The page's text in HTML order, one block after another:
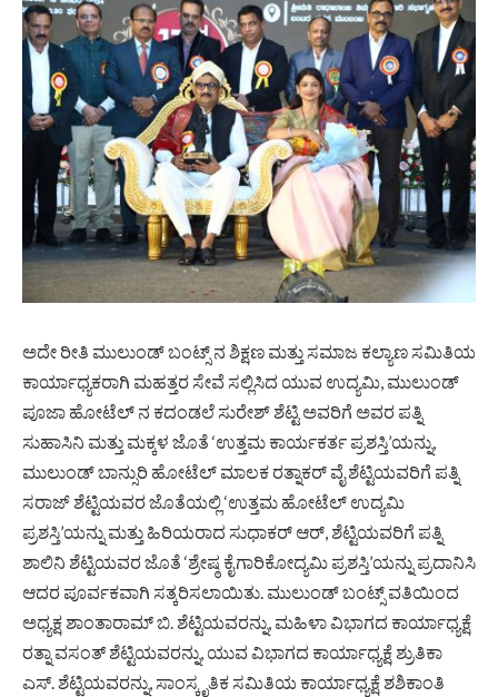
ಅದೇ ರೀತಿ ಮುಲುಂಡ್ ಬಂಟ್ಸ್ ನ ಶಿಕ್ಷಣ ಮತ್ತು ಸಮಾಜ ಕಲ್ಯಾಣ ಸಮಿತಿಯ
ಕಾರ್ಯಾಧ್ಯಕರಾಗಿ ಮಹತ್ತರ ಸೇವೆ ಸಲ್ಲಿಸಿದ ಯುವ ಉದ್ಯಮಿ, ಮುಲುಂಡ್
ಪೂಜಾ ಹೋಟೆಲ್ ನ ಕದಂಡಲೆ ಸುರೇಶ್ ಶೆಟ್ಟಿ ಅವರಿಗೆ ಅವರ ಪತ್ನಿ
ಸುಹಾಸಿನಿ ಮತ್ತು ಮಕ್ಕಳ ಜೊತೆ ‘ಉತ್ತಮ ಕಾರ್ಯಕರ್ತ ಪ್ರಶಸ್ತಿ’ಯನ್ನು,
ಮುಲುಂಡ್ ಬಾನ್ಸುರಿ ಹೋಟೆಲ್ ಮಾಲಕ ರತ್ನಾಕರ್ ವೈ ಶೆಟ್ಟಿಯವರಿಗೆ ಪತ್ನಿ
ಸರಾಜ್ ಶೆಟ್ಟಿಯವರ ಜೊತೆಯಲ್ಲಿ ‘ಉತ್ತಮ ಹೋಟೆಲ್ ಉದ್ಯಮಿ
ಪ್ರಶಸ್ತಿ’ಯನ್ನು ಮತ್ತು ಹಿರಿಯರಾದ ಸುಧಾಕರ್ ಆರ್, ಶೆಟ್ಟಿಯವರಿಗೆ ಪತ್ನಿ
ಶಾಲಿನಿ ಶೆಟ್ಟಿಯವರ ಜೊತೆ ‘ಶ್ರೇಷ್ಠ ಕೈಗಾರಿಕೋದ್ಯಮಿ ಪ್ರಶಸ್ತಿ’ಯನ್ನು ಪ್ರದಾನಿಸಿ
ಆದರ ಪೂರ್ವಕವಾಗಿ ಸತ್ಕರಿಸಲಾಯಿತು. ಮುಲುಂಡ್ ಬಂಟ್ಸ್ ವತಿಯಿಂದ
ಅಧ್ಯಕ್ಷ ಶಾಂತಾರಾಮ್ ಬಿ. ಶೆಟ್ಟಿಯವರನ್ನು, ಮಹಿಳಾ ವಿಭಾಗದ ಕಾರ್ಯಾಧ್ಯಕ್ಷೆ
ರತ್ನಾ ವಸಂತ್ ಶೆಟ್ಟಿಯವರನ್ನು, ಯುವ ವಿಭಾಗದ ಕಾರ್ಯಾಧ್ಯಕ್ಷೆ ಶ್ರುತಿಕಾ
ಎಸ್. ಶೆಟ್ಟಿಯವರನ್ನು, ಸಾಂಸ್ಕೃತಿಕ ಸಮಿತಿಯ ಕಾರ್ಯಾಧ್ಯಕ್ಷೆ ಶಶಿಕಾಂತಿ